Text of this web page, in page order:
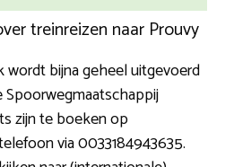
treinreizen naar Prouvy
wordt bijna geheel uitgevoerd
zijn te boeken op
via 0033184943635.